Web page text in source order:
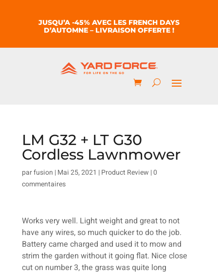
JUSQU’A -45% AVEC LES FRENCH DAYS
D’AUTOMNE – LIVRAISON OFFERTE !
LM G32 + LT G30
Cordless Lawnmower
parfusion |Mai 25, 2021 |Product Review |0
commentaires
Works very well. Light weight and great to not
have any wires, so much quicker to do the job.
Battery came charged and used it to mow and
strim the garden without it going flat. Nice close
cut on number 3, the grass was quite long